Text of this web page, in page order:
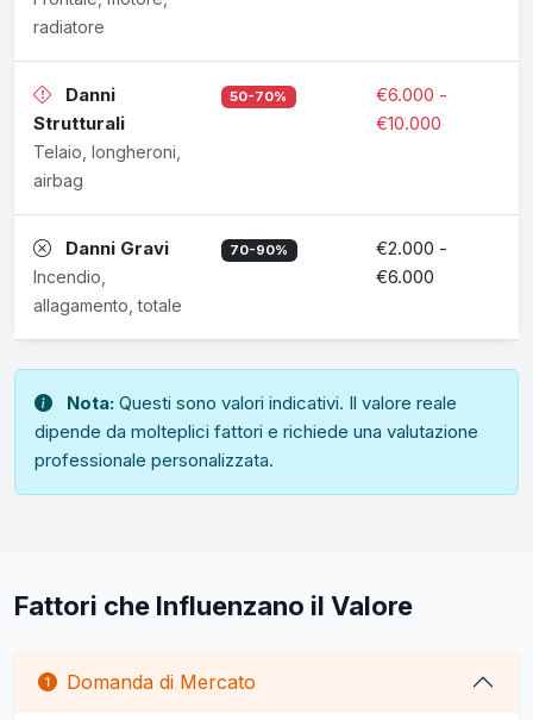
radiatore
Danni
Strutturali
Telaio, longheroni,
airbag
50-70%
€6.000 -
€10.000
Danni Gravi
Incendio,
allagamento, totale
70-90%
€2.000 -
€6.000
Nota: Questi sono valori indicativi. Il valore reale
dipende da molteplici fattori e richiede una valutazione
professionale personalizzata.
Fattori che Influenzano il Valore
Domanda di Mercato